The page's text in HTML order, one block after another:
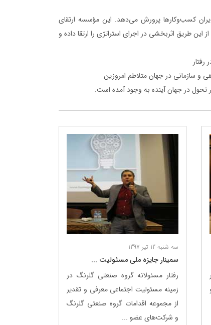
کسب‌وکارها پرورش می‌دهد. این مؤسسه ارتقای
طریق اثربخشی در اجرای استراتژی را ارتقا داده و
و سازمانی در جهان متلاطم امروزین
تحول در جهان آینده به وجود آمده‌ است.
سه شنبه 12 تیر 1397
سمینار جایزه ملی مسئولیت ...
رفتار مسئولانه گروه صنعتی گلرنگ در
زمینه مسئولیت اجتماعی معرفی و تقدیر
از مجموعه اقدامات گروه صنعتی گلرنگ
و شرکت‌های عضو ...